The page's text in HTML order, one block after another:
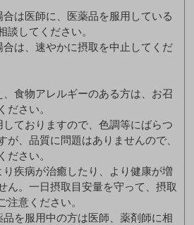
は医師に、医薬品を服用している
談してください。
は、速やかに摂取を中止してくだ
食物アレルギーのある方は、お召
ださい。
ておりますので、色調等にばらつ
が、品質に問題はありませんので、
ださい。
疾病が治癒したり、より健康が増
ん。一日摂取目安量を守って、摂取
注意ください。
を服用中の方は医師、薬剤師に相